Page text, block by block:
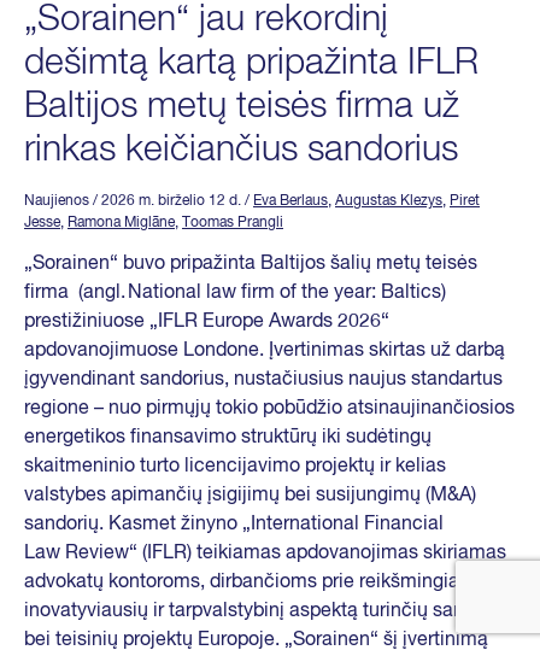
„Sorainen“ jau rekordinį
dešimtą kartą pripažinta IFLR
Baltijos metų teisės firma už
rinkas keičiančius sandorius
Naujienos / 2026 m. birželio 12 d. / Eva Berlaus, Augustas Klezys, Piret
Jesse, Ramona Miglāne, Toomas Prangli
„Sorainen“ buvo pripažinta Baltijos šalių metų teisės
firma (angl. National law firm of the year: Baltics)
prestižiniuose „IFLR Europe Awards 2026“
apdovanojimuose Londone. Įvertinimas skirtas už darbą
įgyvendinant sandorius, nustačiusius naujus standartus
regione – nuo pirmųjų tokio pobūdžio atsinaujinančiosios
energetikos finansavimo struktūrų iki sudėtingų
skaitmeninio turto licencijavimo projektų ir kelias
valstybes apimančių įsigijimų bei susijungimų (M&A)
sandorių. Kasmet žinyno „International Financial
Law Review“ (IFLR) teikiamas apdovanojimas skiriamas
advokatų kontoroms, dirbančioms prie reikšmingiausių,
inovatyviausių ir tarpvalstybinį aspektą turinčių sandorių
bei teisinių projektų Europoje. „Sorainen“ šį įvertinimą